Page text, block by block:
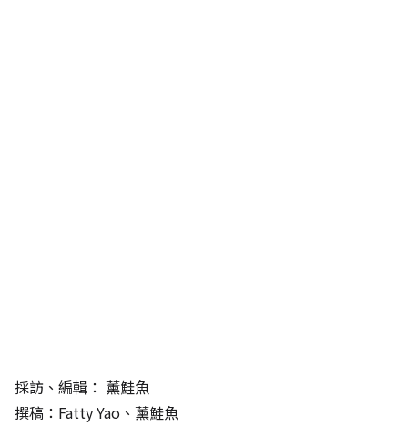
採訪、編輯： 薰鮭魚
撰稿：Fatty Yao、薰鮭魚